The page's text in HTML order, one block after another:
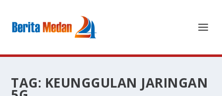
TAG: KEUNGGULAN JARINGAN